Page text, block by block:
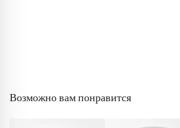
Возможно вам понравится